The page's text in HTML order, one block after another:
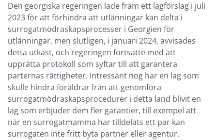
Den georgiska regeringen lade fram ett lagförslag i juli
2023 för att förhindra att utlänningar kan delta i
surrogatmödraskapsprocesser i Georgien för
utlänningar, men slutligen, i januari 2024, avvisades
detta utkast, och regeringen fortsatte med att
upprätta protokoll som syftar till att garantera
parternas rättigheter. Intressant nog har en lag som
skulle hindra föräldrar från att genomföra
surrogatmödraskapsprocedurer i detta land blivit en
lag som erbjuder dem fler garantier, till exempel att
när en surrogatmamma har tilldelats ett par kan
surrogaten inte fritt byta partner eller agentur.